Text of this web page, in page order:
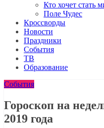
Кто хочет стать
Поле Чудес
Кроссворды
Новости
Праздники
События
ТВ
Образование
События
Гороскоп на
2019 года